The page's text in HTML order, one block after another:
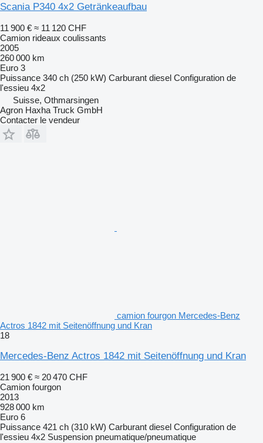
Scania P340 4x2 Getränkeaufbau
11 900 € ≈ 11 120 CHF
Camion rideaux coulissants
2005
260 000 km
Euro 3
Puissance 340 ch (250 kW) Carburant diesel Configuration de
l'essieu 4x2
Suisse, Othmarsingen
Agron Haxha Truck GmbH
Contacter le vendeur
camion fourgon Mercedes-Benz
Actros 1842 mit Seitenöffnung und Kran
18
Mercedes-Benz Actros 1842 mit Seitenöffnung und Kran
21 900 € ≈ 20 470 CHF
Camion fourgon
2013
928 000 km
Euro 6
Puissance 421 ch (310 kW) Carburant diesel Configuration de
l'essieu 4x2 Suspension pneumatique/pneumatique